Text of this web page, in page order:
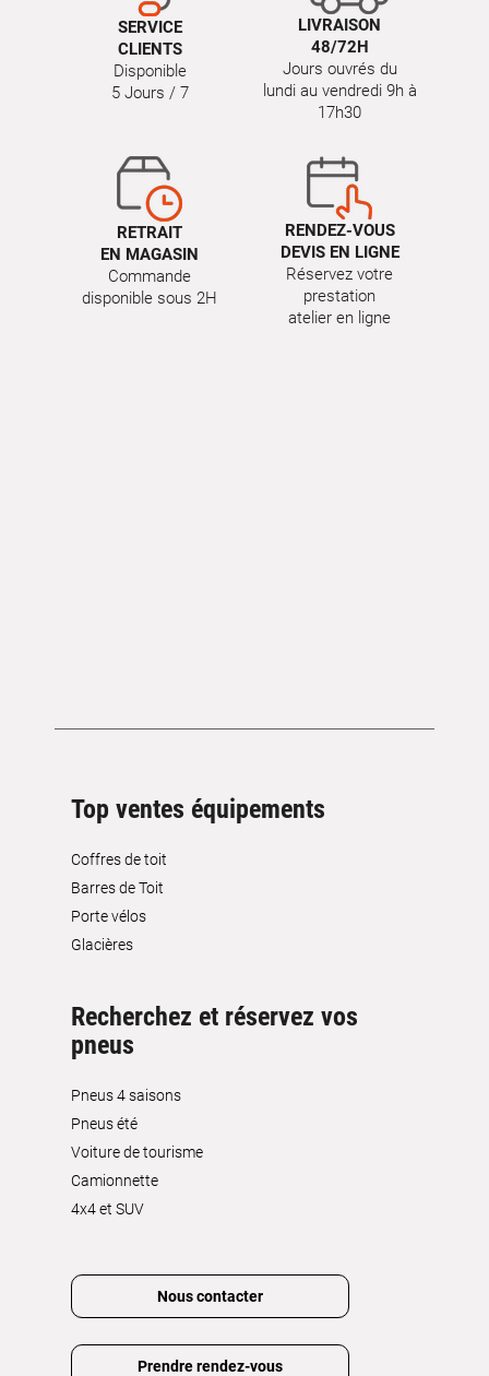
SERVICE
CLIENTS
Disponible
5 Jours / 7
LIVRAISON
48/72H
Jours ouvrés du
lundi au vendredi 9h à
17h30
RETRAIT
EN MAGASIN
Commande
disponible sous 2H
RENDEZ-VOUS
DEVIS EN LIGNE
Réservez votre
prestation
atelier en ligne
Top ventes équipements
Coffres de toit
Barres de Toit
Porte vélos
Glacières
Recherchez et réservez vos
pneus
Pneus 4 saisons
Pneus été
Voiture de tourisme
Camionnette
4x4 et SUV
Nous contacter
Prendre rendez-vous